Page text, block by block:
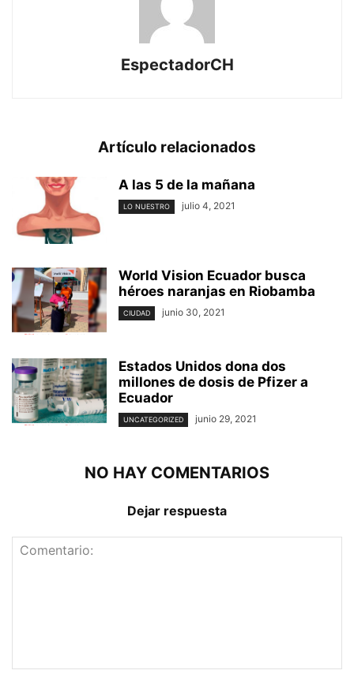
EspectadorCH
Artículo relacionados
A las 5 de la mañana
LO NUESTRO julio 4, 2021
World Vision Ecuador busca
héroes naranjas en Riobamba
CIUDAD junio 30, 2021
Estados Unidos dona dos
millones de dosis de Pfizer a
Ecuador
UNCATEGORIZED junio 29, 2021
NO HAY COMENTARIOS
Dejar respuesta